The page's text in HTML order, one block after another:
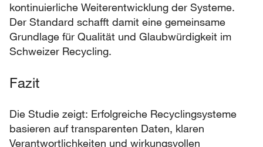
kontinuierliche Weiterentwicklung der Systeme.
Der Standard schafft damit eine gemeinsame
Grundlage für Qualität und Glaubwürdigkeit im
Schweizer Recycling.
Fazit
Die Studie zeigt: Erfolgreiche Recyclingsysteme
basieren auf transparenten Daten, klaren
Verantwortlichkeiten und wirkungsvollen